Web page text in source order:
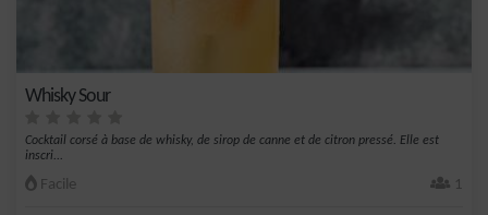
Whisky Sour
Cocktail corsé à base de whisky, de sirop de canne et de citron pressé. Elle est
inscri...
Facile 1